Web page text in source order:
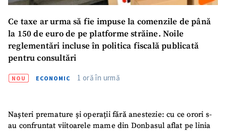
Ce taxe ar urma să fie impuse la comenzile de până
la 150 de euro de pe platforme străine. Noile
reglementări incluse în politica fiscală publicată
pentru consultări
NOU ECONOMIC 1 oră în urmă
Nașteri premature și operații fără anestezie: cu ce orori s-
au confruntat viitoarele mame din Donbasul aflat pe linia